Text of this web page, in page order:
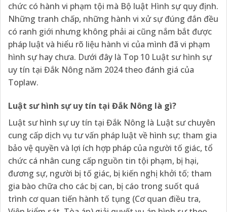
chức có hành vi phạm tội mà Bộ luật Hình sự quy định.
Những tranh chấp, những hành vi xử sự đúng đắn đều
có ranh giới nhưng không phải ai cũng nắm bắt được
pháp luật và hiểu rõ liệu hành vi của mình đã vi phạm
hình sự hay chưa. Dưới đây là Top 10 Luật sư hình sự
uy tín tại Đắk Nông năm 2024 theo đánh giá của
Toplaw.
Luật sư hình sựuy tín tại Đắk Nông là gì?
Luật sư hình sự uy tín tại Đắk Nông là Luật sư chuyên
cung cấp dịch vụ tư vấn pháp luật về hình sự; tham gia
bảo vệ quyền và lợi ích hợp pháp của người tố giác, tổ
chức cá nhân cung cấp nguồn tin tội phạm, bị hại,
đương sự, người bị tố giác, bị kiến nghị khởi tố; tham
gia bào chữa cho các bị can, bị cáo trong suốt quá
trình cơ quan tiến hành tố tụng (Cơ quan điều tra,